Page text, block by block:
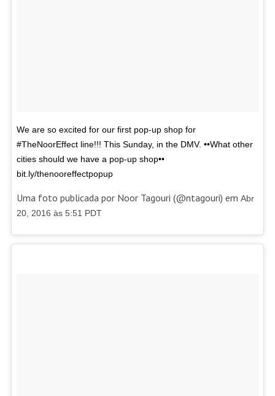
We are so excited for our first pop-up shop for
#TheNoorEffect line!!! This Sunday, in the DMV. ••What other
cities should we have a pop-up shop••
bit.ly/thenooreffectpopup
Uma foto publicada por Noor Tagouri (@ntagouri) em Abr
20, 2016 às 5:51 PDT